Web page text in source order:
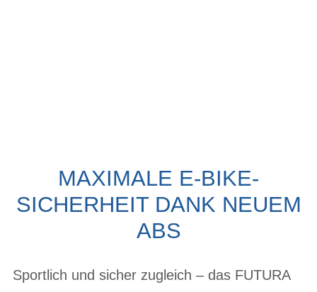
MAXIMALE E-BIKE-
SICHERHEIT DANK NEUEM
ABS
Sportlich und sicher zugleich – das FUTURA